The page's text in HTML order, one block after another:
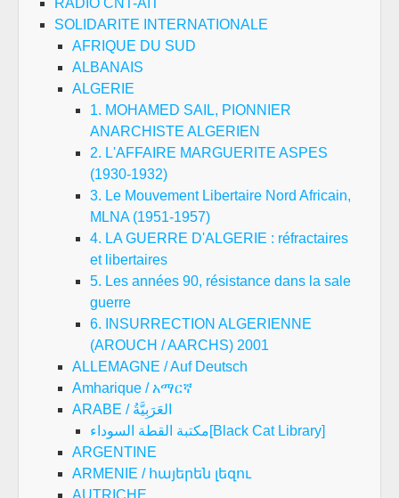
SOLIDARITE INTERNATIONALE
AFRIQUE DU SUD
ALBANAIS
ALGERIE
1. MOHAMED SAIL, PIONNIER
ANARCHISTE ALGERIEN
2. L'AFFAIRE MARGUERITE ASPES
(1930-1932)
3. Le Mouvement Libertaire Nord Africain,
MLNA (1951-1957)
4. LA GUERRE D'ALGERIE : réfractaires
et libertaires
5. Les années 90, résistance dans la sale
guerre
6. INSURRECTION ALGERIENNE
(AROUCH / AARCHS) 2001
ALLEMAGNE / Auf Deutsch
Amharique / አማርኛ
ARABE / العَرَبِيَّةُ
مكتبة القطة السوداء[Black Cat Library]
ARGENTINE
ARMENIE / հայերեն լեզու
AUTRICHE